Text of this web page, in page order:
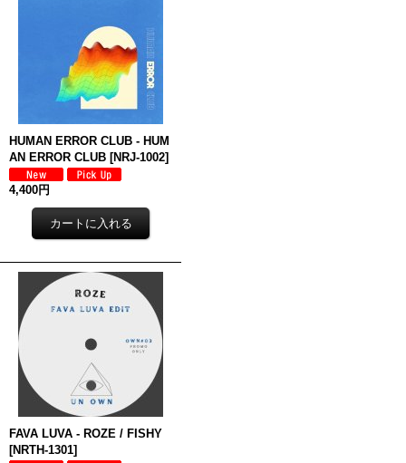
HUMAN ERROR CLUB - HUM
AN ERROR CLUB [NRJ-1002]
4,400円
FAVA LUVA - ROZE / FISHY
[NRTH-1301]